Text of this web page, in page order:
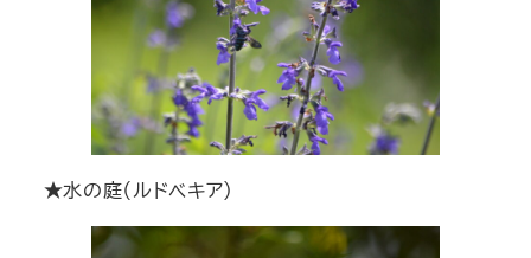
★水の庭（ルドベキア）